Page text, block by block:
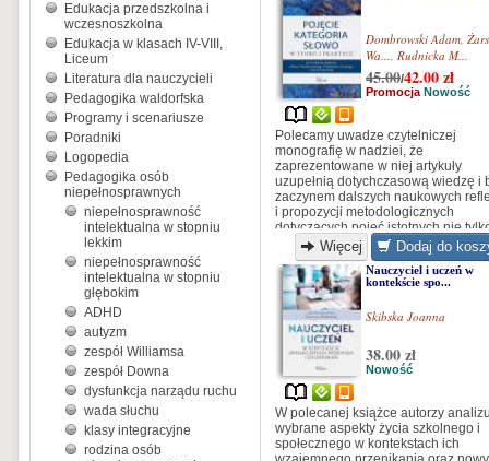
Edukacja przedszkolna i
wczesnoszkolna
Edukacja w klasach IV-VIII,
Liceum
Literatura dla nauczycieli
Pedagogika waldorfska
Programy i scenariusze
Poradniki
Logopedia
Pedagogika osób
niepełnosprawnych
niepełnosprawność
intelektualna w stopniu
lekkim
niepełnosprawność
intelektualna w stopniu
głębokim
ADHD
autyzm
zespół Williamsa
zespół Downa
dysfunkcja narządu ruchu
wada słuchu
klasy integracyjne
rodzina osób
Dombrowski Adam,
Wa..., Rudnicka M...
45.00/42.00zł
Promocja Nowość
Polecamy uwadze czytelniczej
monografię w nadziei, że
zaprezentowane w niej artykuły
uzupełnią dotychczasową wiedzę i
zaczynem dalszych naukowych
i propozycji metodologicznych
dotyczących pojęć istotnych nie
lingwistyce, lecz także filozofii,
psychologii i innych dyscyplinach
naukowych.
Więcej Dodaj do
Nauczyciel i uczeń w
kontekście spo...
Skibska Joanna
38.00 zł
Nowość
W polecanej książce autorzy
wybrane aspekty życia szkolnego i
społecznego w kontekstach ich